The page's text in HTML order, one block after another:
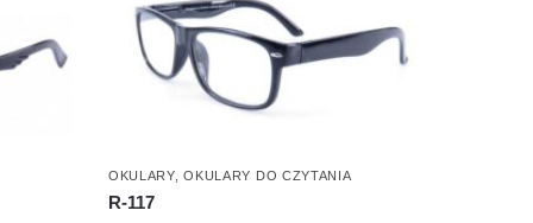
OKULARY,OKULARY DO CZYTANIA
R-117